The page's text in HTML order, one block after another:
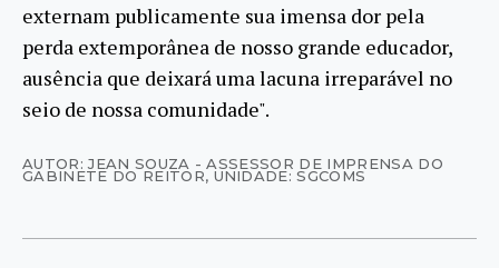
externam publicamente sua imensa dor pela
perda extemporânea de nosso grande educador,
ausência que deixará uma lacuna irreparável no
seio de nossa comunidade".
AUTOR: JEAN SOUZA - ASSESSOR DE IMPRENSA DO
GABINETE DO REITOR, UNIDADE: SGCOMS